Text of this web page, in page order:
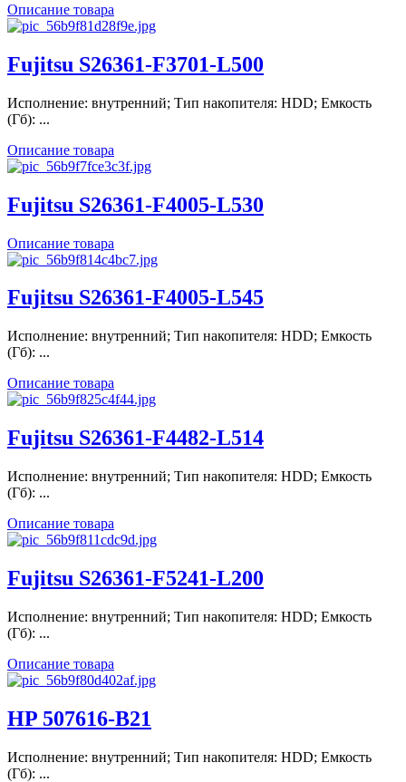
Описание товара
Fujitsu S26361-F3701-L500
Исполнение: внутренний; Тип накопителя: HDD; Емкость
(Гб): ...
Описание товара
Fujitsu S26361-F4005-L530
Описание товара
Fujitsu S26361-F4005-L545
Исполнение: внутренний; Тип накопителя: HDD; Емкость
(Гб): ...
Описание товара
Fujitsu S26361-F4482-L514
Исполнение: внутренний; Тип накопителя: HDD; Емкость
(Гб): ...
Описание товара
Fujitsu S26361-F5241-L200
Исполнение: внутренний; Тип накопителя: HDD; Емкость
(Гб): ...
Описание товара
HP 507616-B21
Исполнение: внутренний; Тип накопителя: HDD; Емкость
(Гб): ...